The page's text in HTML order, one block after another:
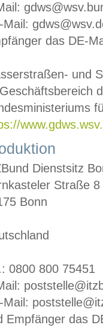
Mail:
das DE-
und
Dienstsitz
Straße 8
Bonn
0800 800 75451
Mail:
Empfänger das